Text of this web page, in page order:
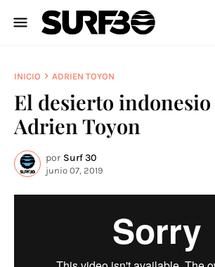
INICIO ADRIEN TOYON
El desierto indonesio
Adrien Toyon
por Surf 30
junio 07, 2019